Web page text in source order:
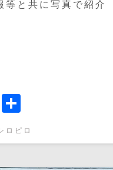
等と共に写真で紹介
Line
有
ロピロ